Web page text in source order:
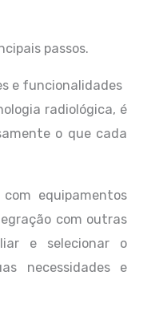
passos.
e funcionalidades
radiológica, é
o que cada
equipamentos
com outras
e selecionar o
necessidades e